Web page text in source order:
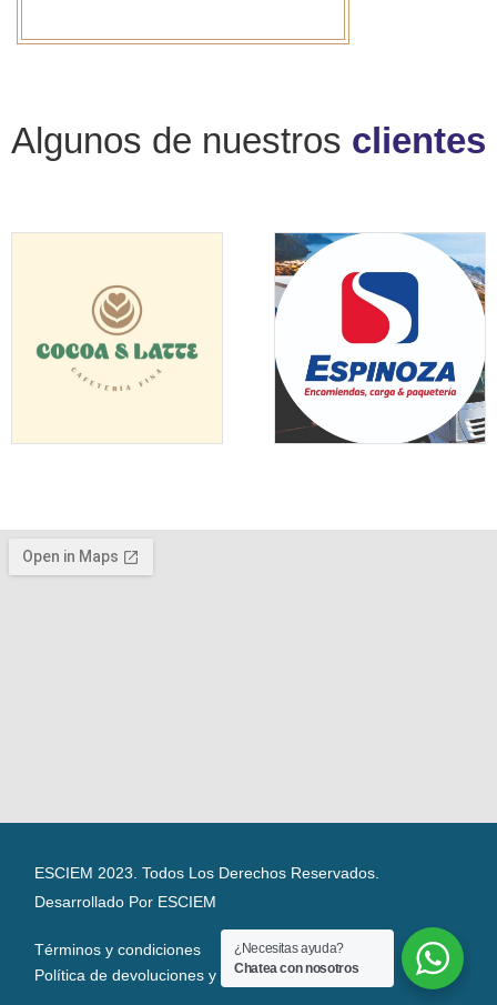
Algunos de nuestros clientes
ESCIEM 2023. Todos Los Derechos Reservados.
Desarrollado Por ESCIEM
Términos y condiciones
Política de devoluciones y reembolsos
¿Necesitas ayuda?
Chatea con nosotros